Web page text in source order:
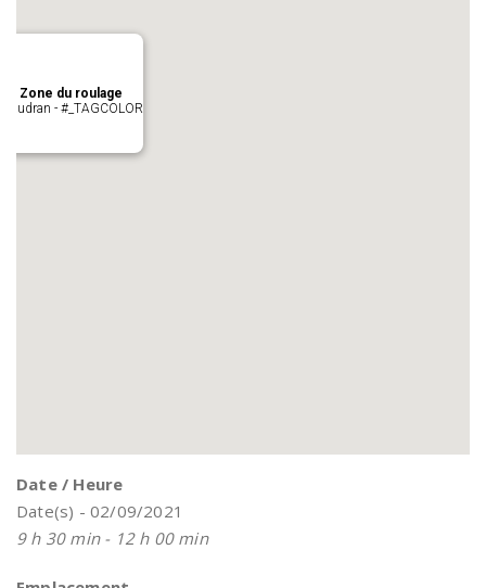
Zone du roulage
- #_TAGCOLOR
Date / Heure
Date(s) - 02/09/2021
9 h 30 min - 12 h 00 min